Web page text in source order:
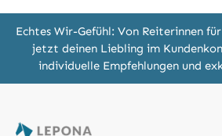
Echtes Wir-Gefühl: Von Reiterinnen
jetzt deinen Liebling im
individuelle Empfehlungen und